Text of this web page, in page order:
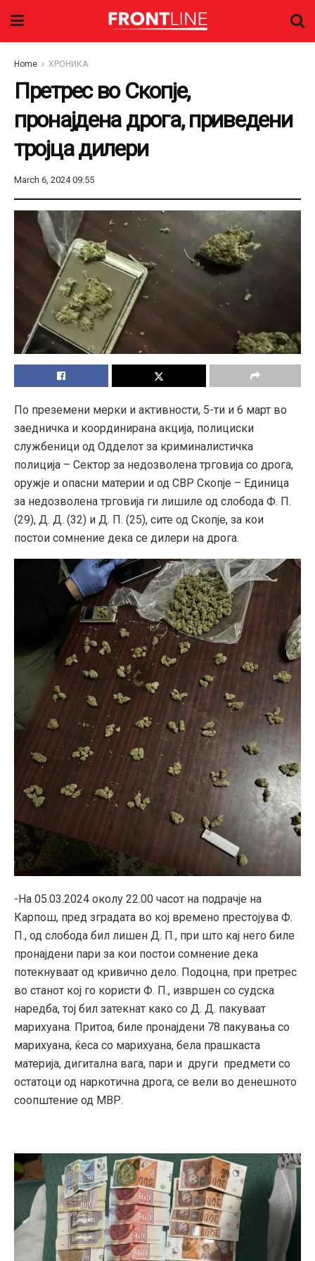
Home ХРОНИКА
Претрес во Скопје,
пронајдена дрога, приведени
тројца дилери
March 6, 2024 09:55
По преземени мерки и активности, 5-ти и 6 март во
заедничка и координирана акција, полициски
службеници од Одделот за криминалистичка
полиција – Сектор за недозволена трговија со дрога,
оружје и опасни материи и од СВР Скопје – Единица
за недозволена трговија ги лишиле од слобода Ф. П.
(29), Д. Д. (32) и Д. П. (25), сите од Скопје, за кои
постои сомнение дека се дилери на дрога.
-На 05.03.2024 околу 22.00 часот на подрачје на
Карпош, пред зградата во кој времено престојува Ф.
П., од слобода бил лишен Д. П., при што кај него биле
пронајдени пари за кои постои сомнение дека
потекнуваат од кривично дело. Подоцна, при претрес
во станот кој го користи Ф. П., извршен со судска
наредба, тој бил затекнат како со Д. Д. пакуваат
марихуана. Притоа, биле пронајдени 78 пакувања со
марихуана, ќеса со марихуана, бела прашкаста
материја, дигитална вага, пари и други предмети со
остатоци од наркотична дрога, се вели во денешното
соопштение од МВР.